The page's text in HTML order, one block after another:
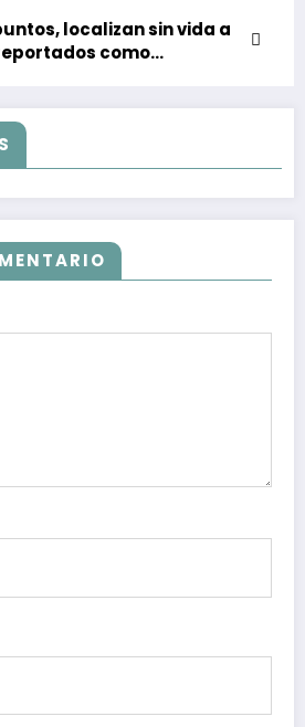
localizan sin vida a
como